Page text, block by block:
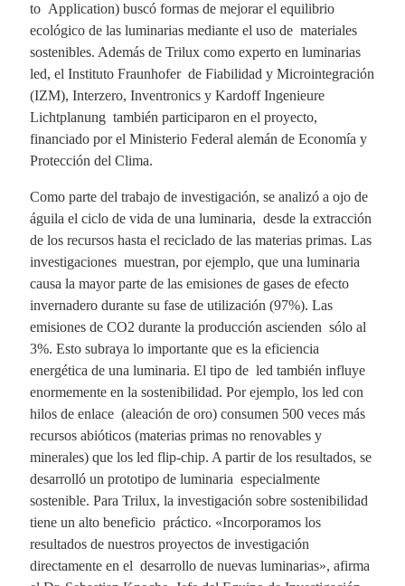
to Application) buscó formas de mejorar el equilibrio
ecológico de las luminarias mediante el uso de materiales
sostenibles. Además de Trilux como experto en luminarias
led, el Instituto Fraunhofer de Fiabilidad y Microintegración
(IZM), Interzero, Inventronics y Kardoff Ingenieure
Lichtplanung también participaron en el proyecto,
financiado por el Ministerio Federal alemán de Economía y
Protección del Clima.
Como parte del trabajo de investigación, se analizó a ojo de
águila el ciclo de vida de una luminaria, desde la extracción
de los recursos hasta el reciclado de las materias primas. Las
investigaciones muestran, por ejemplo, que una luminaria
causa la mayor parte de las emisiones de gases de efecto
invernadero durante su fase de utilización (97%). Las
emisiones de CO2 durante la producción ascienden sólo al
3%. Esto subraya lo importante que es la eficiencia
energética de una luminaria. El tipo de led también influye
enormemente en la sostenibilidad. Por ejemplo, los led con
hilos de enlace (aleación de oro) consumen 500 veces más
recursos abióticos (materias primas no renovables y
minerales) que los led flip-chip. A partir de los resultados, se
desarrolló un prototipo de luminaria especialmente
sostenible. Para Trilux, la investigación sobre sostenibilidad
tiene un alto beneficio práctico. «Incorporamos los
resultados de nuestros proyectos de investigación
directamente en el desarrollo de nuevas luminarias», afirma